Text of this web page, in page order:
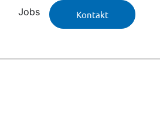
Jobs Kontakt